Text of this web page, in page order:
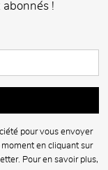
!
pour vous envoyer
en cliquant sur
Pour en savoir plus,